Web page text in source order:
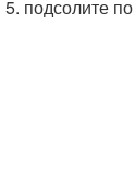
5. подсолите